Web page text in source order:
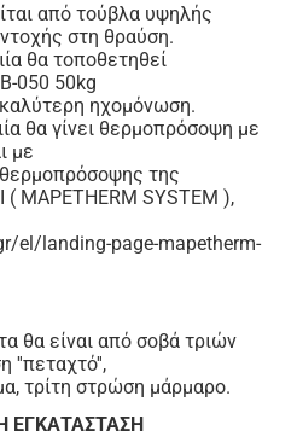
από τούβλα υψηλής
στη θραύση.
θα τοποθετηθεί
050 50kg
καλύτερη ηχομόνωση.
θα γίνει θερμοπρόσοψη με
με
της
( MAPETHERM SYSTEM ),
el/landing-page-mapetherm-
θα είναι από σοβά τριών
''πεταχτό'',
τρίτη στρώση μάρμαρο.
ΕΓΚΑΤΑΣΤΑΣΗ